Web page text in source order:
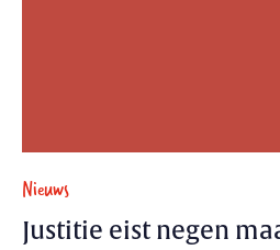
Nieuws
Justitie eist negen